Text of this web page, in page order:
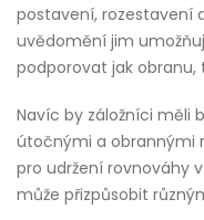
postavení, rozestavení
uvědomění jim
podporovat jak obranu,
Navíc by záložníci měli
útočnými a obrannými
pro udržení rovnováhy
může přizpůsobit